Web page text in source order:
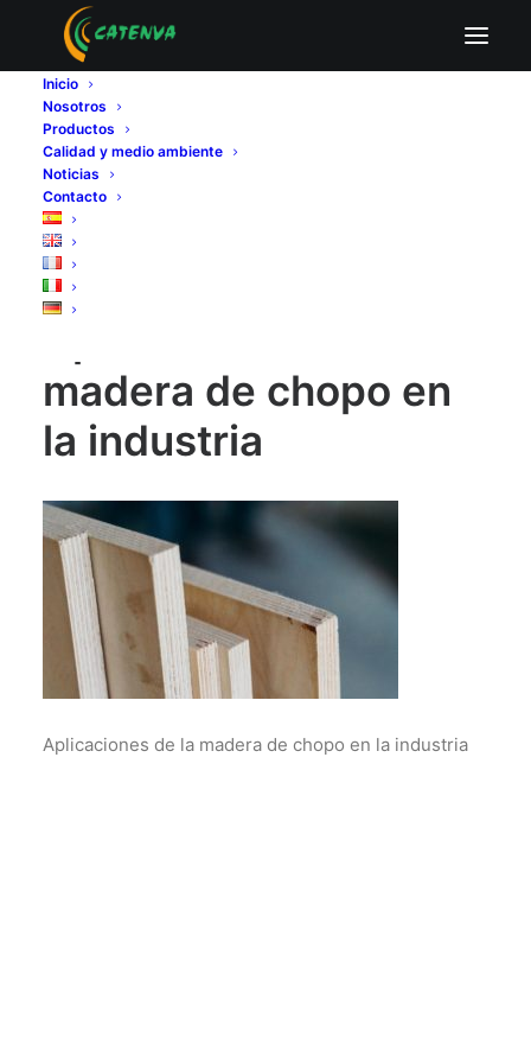
Inicio
Nosotros
Productos
Calidad y medio ambiente
Noticias
Contacto
Aplicaciones de la madera de chopo en la
Aplicaciones de la madera de chopo en la industria
Aplicaciones de la madera de chopo en la industria
madera de chopo en
la industria
Aplicaciones de la madera de chopo en la industria